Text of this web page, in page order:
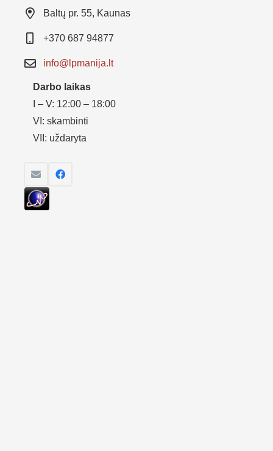
Baltų pr. 55, Kaunas
+370 687 94877
info@lpmanija.lt
Darbo laikas
I – V: 12:00 – 18:00
VI: skambinti
VII: uždaryta